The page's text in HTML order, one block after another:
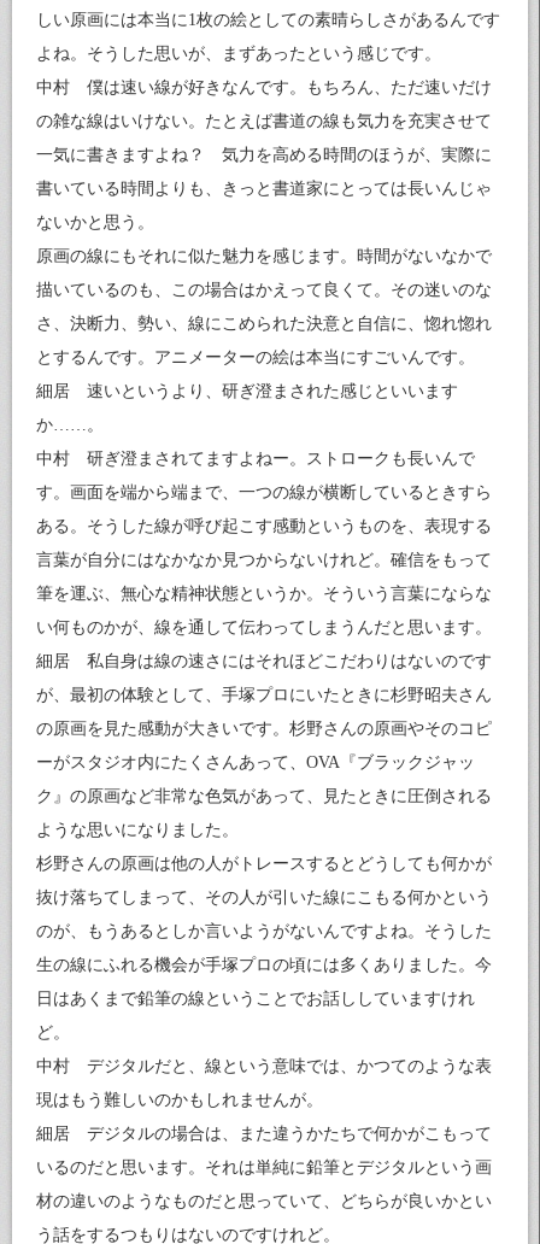
しい原画には本当に1枚の絵としての素晴らしさがあるんです
よね。そうした思いが、まずあったという感じです。
中村 僕は速い線が好きなんです。もちろん、ただ速いだけ
の雑な線はいけない。たとえば書道の線も気力を充実させて
一気に書きますよね？ 気力を高める時間のほうが、実際に
書いている時間よりも、きっと書道家にとっては長いんじゃ
ないかと思う。
原画の線にもそれに似た魅力を感じます。時間がないなかで
描いているのも、この場合はかえって良くて。その迷いのな
さ、決断力、勢い、線にこめられた決意と自信に、惚れ惚れ
とするんです。アニメーターの絵は本当にすごいんです。
細居 速いというより、研ぎ澄まされた感じといいます
か……。
中村 研ぎ澄まされてますよねー。ストロークも長いんで
す。画面を端から端まで、一つの線が横断しているときすら
ある。そうした線が呼び起こす感動というものを、表現する
言葉が自分にはなかなか見つからないけれど。確信をもって
筆を運ぶ、無心な精神状態というか。そういう言葉にならな
い何ものかが、線を通して伝わってしまうんだと思います。
細居 私自身は線の速さにはそれほどこだわりはないのです
が、最初の体験として、手塚プロにいたときに杉野昭夫さん
の原画を見た感動が大きいです。杉野さんの原画やそのコピ
ーがスタジオ内にたくさんあって、OVA『ブラックジャッ
ク』の原画など非常な色気があって、見たときに圧倒される
ような思いになりました。
杉野さんの原画は他の人がトレースするとどうしても何かが
抜け落ちてしまって、その人が引いた線にこもる何かという
のが、もうあるとしか言いようがないんですよね。そうした
生の線にふれる機会が手塚プロの頃には多くありました。今
日はあくまで鉛筆の線ということでお話ししていますけれ
ど。
中村 デジタルだと、線という意味では、かつてのような表
現はもう難しいのかもしれませんが。
細居 デジタルの場合は、また違うかたちで何かがこもって
いるのだと思います。それは単純に鉛筆とデジタルという画
材の違いのようなものだと思っていて、どちらが良いかとい
う話をするつもりはないのですけれど。